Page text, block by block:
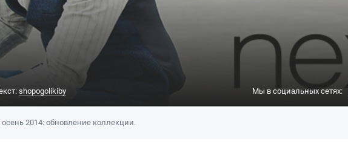
shopogolikiby Мы в социальных сетях:
осень 2014: обновление коллекции.